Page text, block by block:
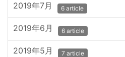
2019年7月 6 article
2019年6月 6 article
2019年5月 7 article